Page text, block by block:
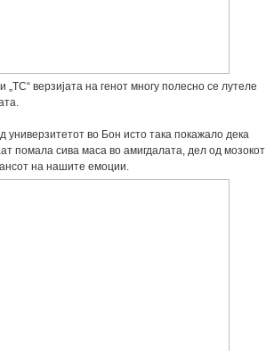
„TC“ верзијата на генот многу полесно се лутеле
во Бон исто така покажало дека
помала сива маса во амигдалата, дел од мозокот
на нашите емоции.